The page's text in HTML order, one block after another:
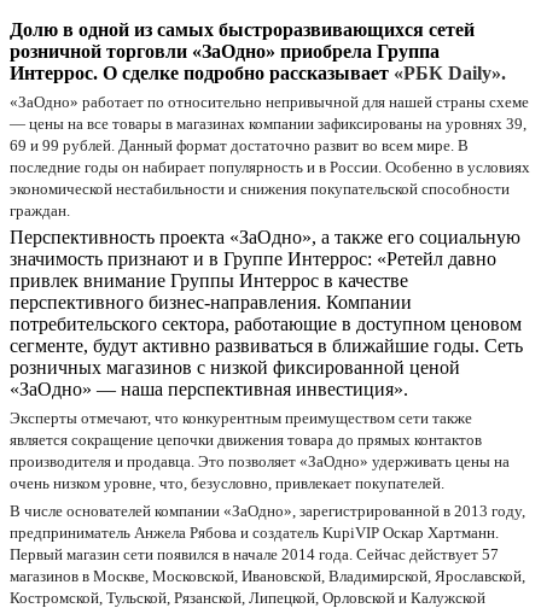
Долю в одной из самых быстроразвивающихся сетей
розничной торговли «ЗаОдно» приобрела Группа
Интеррос. О сделке подробно рассказывает «РБК Daily».
«ЗаОдно» работает по относительно непривычной для нашей страны схеме
— цены на все товары в магазинах компании зафиксированы на уровнях 39,
69 и 99 рублей. Данный формат достаточно развит во всем мире. В
последние годы он набирает популярность и в России. Особенно в условиях
экономической нестабильности и снижения покупательской способности
граждан.
Перспективность проекта «ЗаОдно», а также его социальную
значимость признают и в Группе Интеррос: «Ретейл давно
привлек внимание Группы Интеррос в качестве
перспективного бизнес-направления. Компании
потребительского сектора, работающие в доступном ценовом
сегменте, будут активно развиваться в ближайшие годы. Сеть
розничных магазинов с низкой фиксированной ценой
«ЗаОдно» — наша перспективная инвестиция».
Эксперты отмечают, что конкурентным преимуществом сети также
является сокращение цепочки движения товара до прямых контактов
производителя и продавца. Это позволяет «ЗаОдно» удерживать цены на
очень низком уровне, что, безусловно, привлекает покупателей.
В числе основателей компании «ЗаОдно», зарегистрированной в 2013 году,
предприниматель Анжела Рябова и создатель KupiVIP Оскар Хартманн.
Первый магазин сети появился в начале 2014 года. Сейчас действует 57
магазинов в Москве, Московской, Ивановской, Владимирской, Ярославской,
Костромской, Тульской, Рязанской, Липецкой, Орловской и Калужской